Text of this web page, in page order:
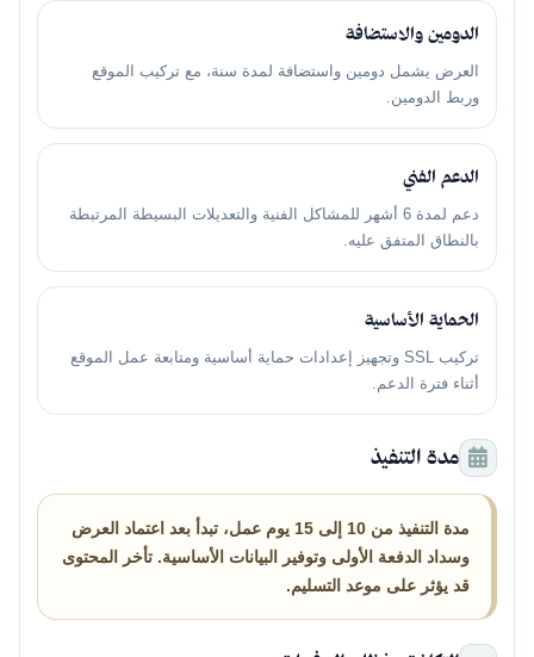
الدومين والاستضافة
العرض يشمل دومين واستضافة لمدة سنة، مع تركيب الموقع
وربط الدومين.
الدعم الفني
دعم لمدة 6 أشهر للمشاكل الفنية والتعديلات البسيطة المرتبطة
بالنطاق المتفق عليه.
الحماية الأساسية
تركيب SSL وتجهيز إعدادات حماية أساسية ومتابعة عمل الموقع
أثناء فترة الدعم.
مدة التنفيذ
مدة التنفيذ من 10 إلى 15 يوم عمل، تبدأ بعد اعتماد العرض
وسداد الدفعة الأولى وتوفير البيانات الأساسية. تأخر المحتوى
قد يؤثر على موعد التسليم.